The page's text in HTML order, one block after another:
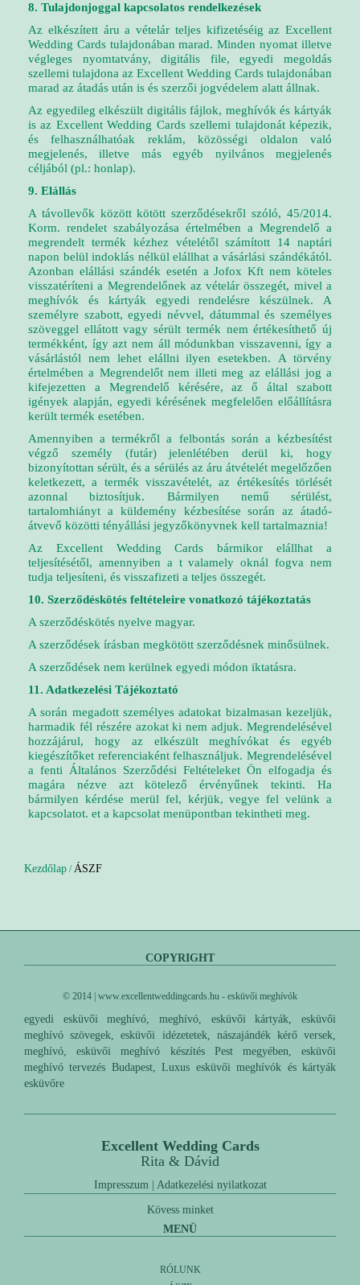
8. Tulajdonjoggal kapcsolatos rendelkezések
Az elkészített áru a vételár teljes kifizetéséig az Excellent
Wedding Cards tulajdonában marad. Minden nyomat illetve
végleges nyomtatvány, digitális file, egyedi megoldás
szellemi tulajdona az Excellent Wedding Cards tulajdonában
marad az átadás után is és szerzői jogvédelem alatt állnak.
Az egyedileg elkészült digitális fájlok, meghívók és kártyák
is az Excellent Wedding Cards szellemi tulajdonát képezik,
és felhasználhatóak reklám, közösségi oldalon való
megjelenés, illetve más egyéb nyilvános megjelenés
céljából (pl.: honlap).
9. Elállás
A távollevők között kötött szerződésekről szóló, 45/2014.
Korm. rendelet szabályozása értelmében a Megrendelő a
megrendelt termék kézhez vételétől számított 14 naptári
napon belül indoklás nélkül elállhat a vásárlási szándékától.
Azonban elállási szándék esetén a Jofox Kft nem köteles
visszatéríteni a Megrendelőnek az vételár összegét, mivel a
meghívók és kártyák egyedi rendelésre készülnek. A
személyre szabott, egyedi névvel, dátummal és személyes
szöveggel ellátott vagy sérült termék nem értékesíthető új
termékként, így azt nem áll módunkban visszavenni, így a
vásárlástól nem lehet elállni ilyen esetekben. A törvény
értelmében a Megrendelőt nem illeti meg az elállási jog a
kifejezetten a Megrendelő kérésére, az ő által szabott
igények alapján, egyedi kérésének megfelelően előállításra
került termék esetében.
Amennyiben a termékről a felbontás során a kézbesítést
végző személy (futár) jelenlétében derül ki, hogy
bizonyítottan sérült, és a sérülés az áru átvételét megelőzően
keletkezett, a termék visszavételét, az értékesítés törlését
azonnal biztosítjuk. Bármilyen nemű sérülést,
tartalomhiányt a küldemény kézbesítése során az átadó-
átvevő közötti tényállási jegyzőkönyvnek kell tartalmaznia!
Az Excellent Wedding Cards bármikor elállhat a
teljesítésétől, amennyiben a t valamely oknál fogva nem
tudja teljesíteni, és visszafizeti a teljes összegét.
10. Szerződéskötés feltételeire vonatkozó tájékoztatás
A szerződéskötés nyelve magyar.
A szerződések írásban megkötött szerződésnek minősülnek.
A szerződések nem kerülnek egyedi módon iktatásra.
11. Adatkezelési Tájékoztató
A során megadott személyes adatokat bizalmasan kezeljük,
harmadik fél részére azokat ki nem adjuk. Megrendelésével
hozzájárul, hogy az elkészült meghívókat és egyéb
kiegészítőket referenciaként felhasználjuk. Megrendelésével
a fenti Általános Szerződési Feltételeket Ön elfogadja és
magára nézve azt kötelező érvényűnek tekinti. Ha
bármilyen kérdése merül fel, kérjük, vegye fel velünk a
kapcsolatot. et a kapcsolat menüpontban tekintheti meg.
Kezdőlap /ÁSZF
COPYRIGHT
© 2014 | www.excellentweddingcards.hu - esküvői meghívók
egyedi esküvői meghívó, meghívó, esküvői kártyák, esküvői
meghívó szövegek, esküvői idézetetek, nászajándék kérő versek,
meghívó, esküvői meghívó készítés Pest megyében, esküvői
meghívó tervezés Budapest, Luxus esküvői meghívók és kártyák
esküvőre
Excellent Wedding Cards
Rita & Dávid
Impresszum| Adatkezelési nyilatkozat
Kövess minket
MENÜ
RÓLUNK